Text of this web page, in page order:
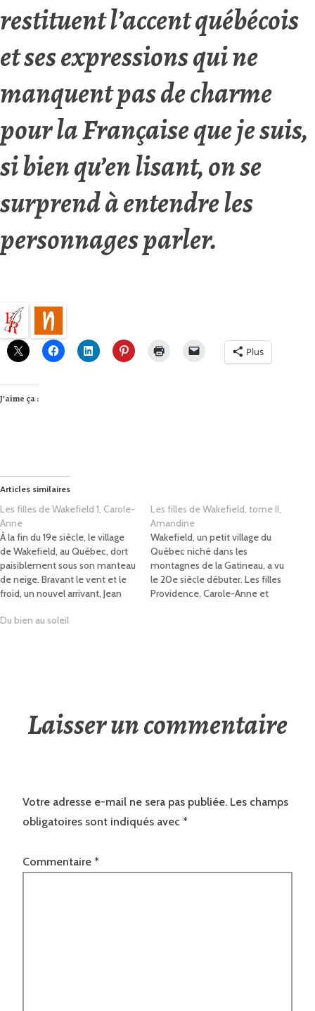
restituent l’accent québécois
et ses expressions qui ne
manquent pas de charme
pour la Française que je suis,
si bien qu’en lisant, on se
surprend à entendre les
personnages parler.
Plus
J’aime ça :
Articles similaires
Les filles de Wakefield 1, Carole-
Anne
À la fin du 19e siècle, le village
de Wakefield, au Québec, dort
paisiblement sous son manteau
de neige. Bravant le vent et le
froid, un nouvel arrivant, Jean
fuit et sa terre est en ruines ; il
Les filles de Wakefield, tome II,
Amandine
Wakefield, un petit village du
Québec niché dans les
montagnes de la Gatineau, a vu
le 20e siècle débuter. Les filles
Providence, Carole-Anne et
Du bien au soleil
Laisser un commentaire
Votre adresse e-mail ne sera pas publiée. Les champs
obligatoires sont indiqués avec *
Commentaire *